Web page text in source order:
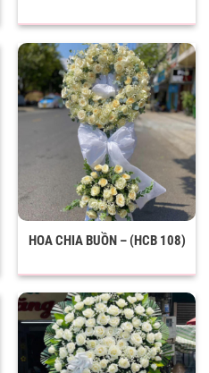
HOA CHIA BUỒN – (HCB 108)